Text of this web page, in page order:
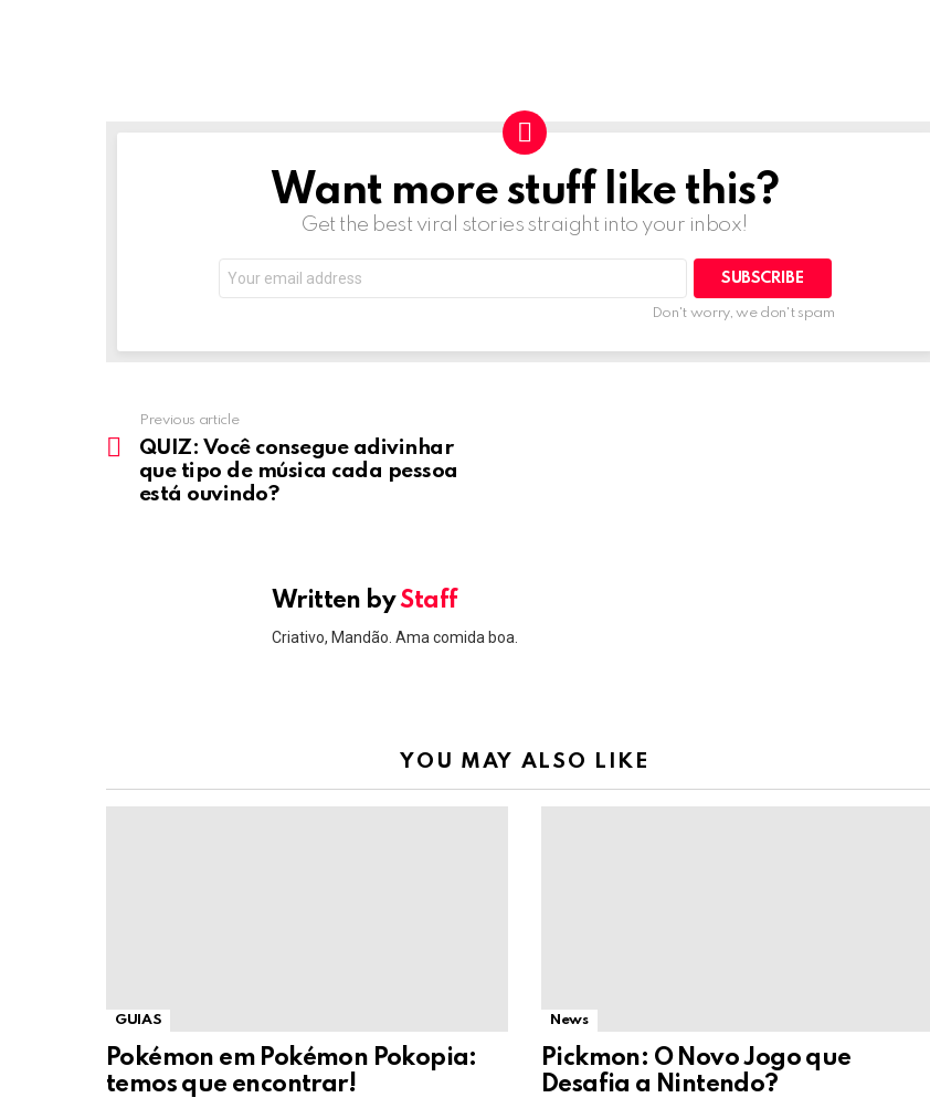
NEWSLETTERWant more stuff like this?
Get the best viral stories straight into your inbox!
address:
Don't worry, we don't spam
more
Previous article
QUIZ: Você consegue adivinhar
que tipo de música cada pessoa
está ouvindo?
Written byStaff
Criativo, Mandão. Ama comida boa.
YOU MAY ALSO LIKE
GUIAS
Pokémon em Pokémon Pokopia:
temos que encontrar!
News
Pickmon: O Novo Jogo que
Desafia a Nintendo?